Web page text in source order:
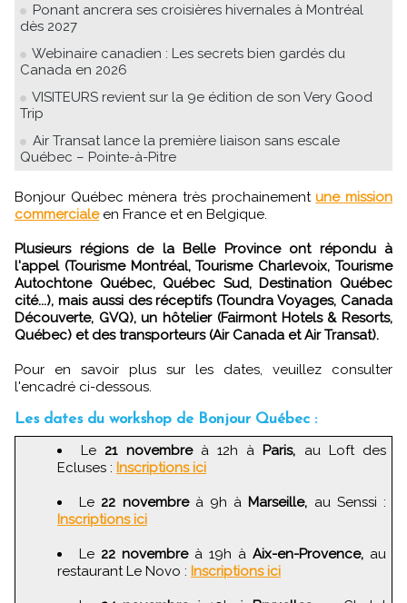
Ponant ancrera ses croisières hivernales à Montréal
dès 2027
Webinaire canadien : Les secrets bien gardés du
Canada en 2026
VISITEURS revient sur la 9e édition de son Very Good
Trip
Air Transat lance la première liaison sans escale
Québec – Pointe-à-Pitre
Bonjour Québec mènera très prochainementune mission
commercialeen France et en Belgique.
Plusieurs régions de la Belle Province ont répondu à
l'appel (Tourisme Montréal, Tourisme Charlevoix, Tourisme
Autochtone Québec, Québec Sud, Destination Québec
cité...), mais aussi des réceptifs (Toundra Voyages, Canada
Découverte, GVQ), un hôtelier (Fairmont Hotels & Resorts,
Québec) et des transporteurs (Air Canada et Air Transat).
Pour en savoir plus sur les dates, veuillez consulter
l'encadré ci-dessous.
Les dates du workshop de Bonjour Québec :
Le 21 novembreà 12h à Paris, au Loft des
Ecluses : Inscriptions ici
Le 22 novembreà 9h à Marseille, au Senssi :
Inscriptions ici
Le 22 novembreà 19h à Aix-en-Provence, au
restaurant Le Novo : Inscriptions ici